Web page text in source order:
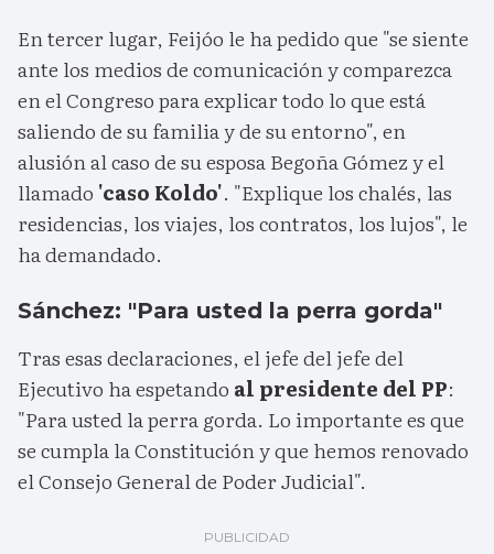
En tercer lugar, Feijóo le ha pedido que "se siente
ante los medios de comunicación y comparezca
en el Congreso para explicar todo lo que está
saliendo de su familia y de su entorno", en
alusión al caso de su esposa Begoña Gómez y el
llamado 'caso Koldo'. "Explique los chalés, las
residencias, los viajes, los contratos, los lujos", le
ha demandado.
Sánchez: "Para usted la perra gorda"
Tras esas declaraciones, el jefe del jefe del
Ejecutivo ha espetando al presidente del PP:
"Para usted la perra gorda. Lo importante es que
se cumpla la Constitución y que hemos renovado
el Consejo General de Poder Judicial".